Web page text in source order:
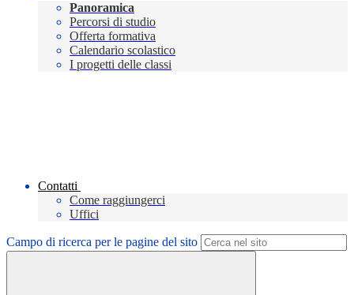
Panoramica
Percorsi di studio
Offerta formativa
Calendario scolastico
I progetti delle classi
Contatti
Come raggiungerci
Uffici
Campo di ricerca per le pagine del sito